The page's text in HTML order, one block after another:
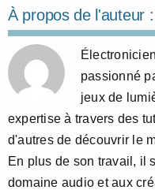
À propos de l'auteur :
passionné
jeux de
expertise à travers des
d'autres de découvrir le
En plus de son travail, il
domaine audio et aux